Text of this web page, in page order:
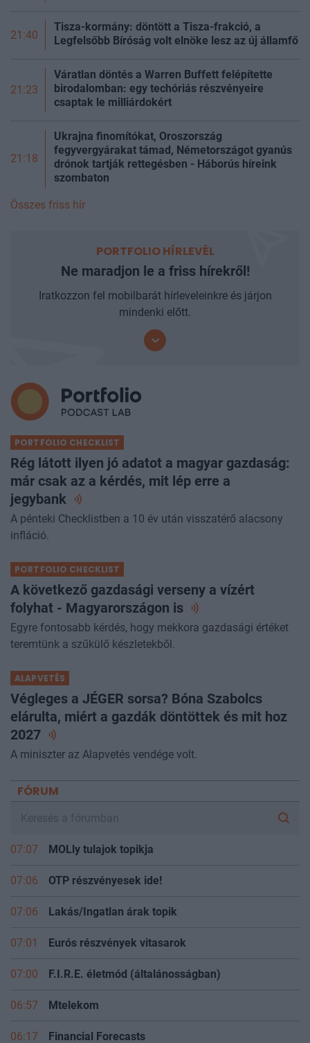
21:40
Tisza-kormány: döntött a Tisza-frakció, a
Legfelsőbb Bíróság volt elnöke lesz az új államfő
21:23
Váratlan döntés a Warren Buffett felépítette
birodalomban: egy techóriás részvényeire
csaptak le milliárdokért
21:18
Ukrajna finomítókat, Oroszország
fegyvergyárakat támad, Németországot gyanús
drónok tartják rettegésben - Háborús híreink
szombaton
Összes friss hír
PORTFOLIO HÍRLEVÉL
Ne maradjon le a friss hírekről!
Iratkozzon fel mobilbarát hírleveleinkre és járjon
mindenki előtt.
PORTFOLIO CHECKLIST
Rég látott ilyen jó adatot a magyar gazdaság:
már csak az a kérdés, mit lép erre a
jegybank
A pénteki Checklistben a 10 év után visszatérő alacsony
infláció.
PORTFOLIO CHECKLIST
A következő gazdasági verseny a vízért
folyhat - Magyarországon is
Egyre fontosabb kérdés, hogy mekkora gazdasági értéket
teremtünk a szűkülő készletekből.
ALAPVETÉS
Végleges a JÉGER sorsa? Bóna Szabolcs
elárulta, miért a gazdák döntöttek és mit hoz
2027
A miniszter az Alapvetés vendége volt.
FÓRUM
07:07 MOLly tulajok topikja
07:06 OTP részvényesek ide!
07:06 Lakás/Ingatlan árak topik
07:01 Eurós részvények vitasarok
07:00 F.I.R.E. életmód (általánosságban)
06:57 Mtelekom
06:17 Financial Forecasts